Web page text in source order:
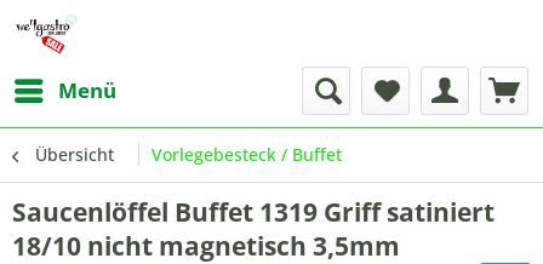
Menü
Übersicht Vorlegebesteck / Buffet
Saucenlöffel Buffet 1319 Griff satiniert
18/10 nicht magnetisch 3,5mm